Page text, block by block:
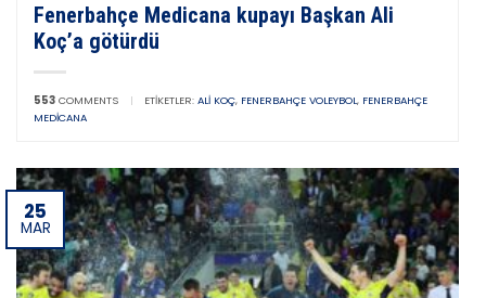
Fenerbahçe Medicana kupayı Başkan Ali
Koç’a götürdü
553 COMMENTS | ETIKETLER: ALI KOÇ, FENERBAHÇE VOLEYBOL, FENERBAHÇE
MEDICANA
25
MAR